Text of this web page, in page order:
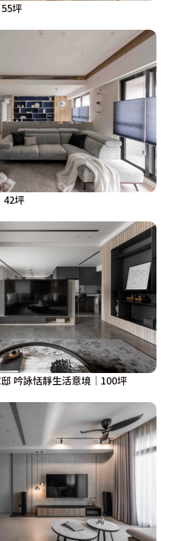
坪
坪
吟詠恬靜生活意境│100坪